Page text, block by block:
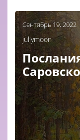
Сентябрь 19, 2022
juliymoon